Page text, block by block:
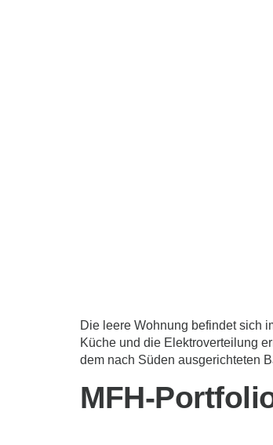
Die leere Wohnung befindet sich
Küche und die Elektroverteilung
dem nach Süden ausgerichteten
MFH-